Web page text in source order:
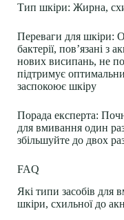
Тип шкіри: Жирна,
Переваги для шкіри:
бактерії, пов’язані з
нових висипань, не
підтримує
заспокоює шкіру
Порада експерта:
для вмивання один
збільшуйте до двох
FAQ
Які типи засобів для
шкіри, схильної до